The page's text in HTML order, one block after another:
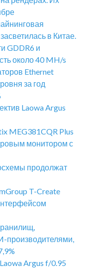
в Китае.
GDDR6 и
около 40 MH/s
Ethernet
за год
Laowa Argus
MEG381CQR Plus
монитором с
продолжат
T-Create
производителями,
Argus f/0.95